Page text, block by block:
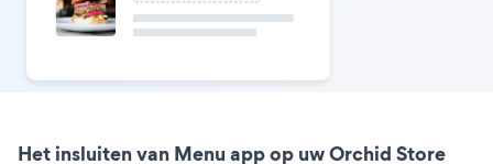
Het insluiten van Menu app op uw Orchid Store